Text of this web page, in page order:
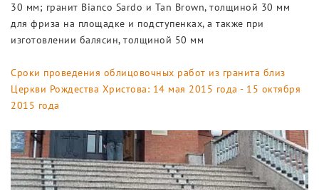
30 мм; гранит Bianco Sardo и Tan Brown, толщиной 30 мм
для фриза на площадке и подступенках, а также при
изготовлении балясин, толщиной 50 мм
Сроки проведения облицовочных работ из гранита близ
Церкви Рождества Христова: 14 мая 2015 года - 15 октября
2015 года